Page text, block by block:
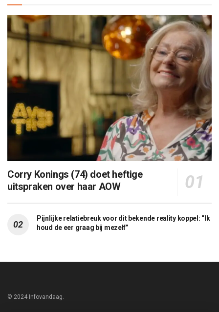
Corry Konings (74) doet heftige
uitspraken over haar AOW
Pijnlijke relatiebreuk voor dit bekende reality koppel: “Ik
houd de eer graag bij mezelf”
© 2024 Infovandaag.